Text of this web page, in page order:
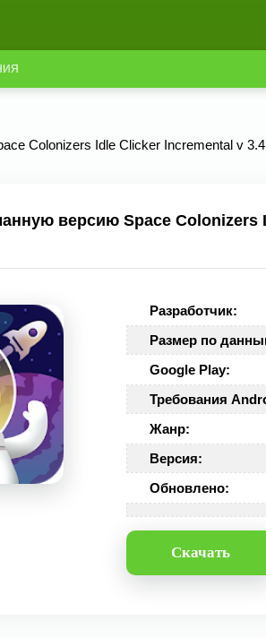
Colonizers Idle Clicker Incremental v
версию Space
Разработчик:
Размер по
Google Play:
Требования
Жанр:
Версия:
Обновлено:
Скачать